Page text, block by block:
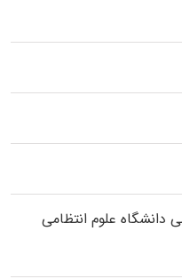
ﻋﻠﻮم انتظامی